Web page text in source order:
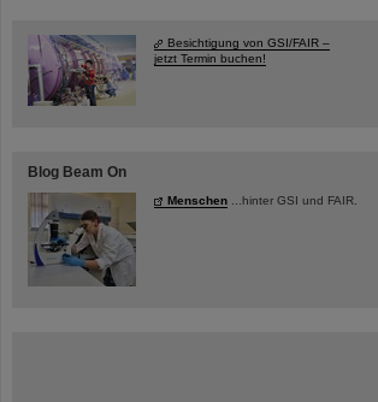
Besichtigung von GSI/FAIR –
jetzt Termin buchen!
Blog Beam On
Menschen ...hinter GSI und FAIR.